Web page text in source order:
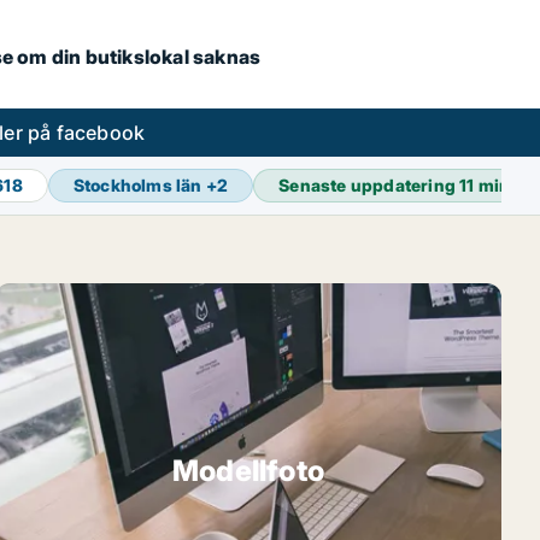
om din butikslokal saknas
på facebook
Stockholms län +2 Senaste uppdatering11 min
Modellfoto